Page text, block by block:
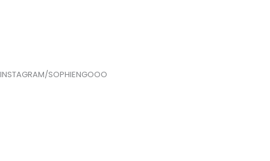
INSTAGRAM/SOPHIENGOOO